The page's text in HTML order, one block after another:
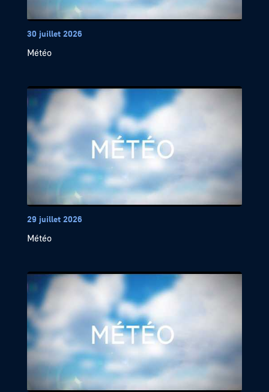
30 juillet 2026
Météo
29 juillet 2026
Météo